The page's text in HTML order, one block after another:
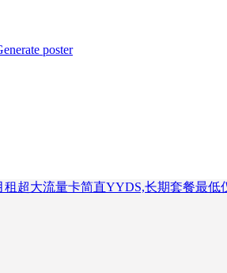
poster
租超大流量卡简直YYDS,长期套餐最